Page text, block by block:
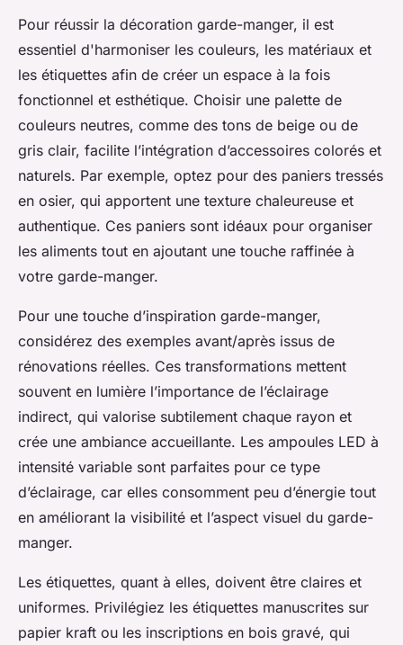
Pour réussir la décoration garde-manger, il est
essentiel d'harmoniser les couleurs, les matériaux et
les étiquettes afin de créer un espace à la fois
fonctionnel et esthétique. Choisir une palette de
couleurs neutres, comme des tons de beige ou de
gris clair, facilite l’intégration d’accessoires colorés et
naturels. Par exemple, optez pour des paniers tressés
en osier, qui apportent une texture chaleureuse et
authentique. Ces paniers sont idéaux pour organiser
les aliments tout en ajoutant une touche raffinée à
votre garde-manger.
Pour une touche d’inspiration garde-manger,
considérez des exemples avant/après issus de
rénovations réelles. Ces transformations mettent
souvent en lumière l’importance de l’éclairage
indirect, qui valorise subtilement chaque rayon et
crée une ambiance accueillante. Les ampoules LED à
intensité variable sont parfaites pour ce type
d’éclairage, car elles consomment peu d’énergie tout
en améliorant la visibilité et l’aspect visuel du garde-
manger.
Les étiquettes, quant à elles, doivent être claires et
uniformes. Privilégiez les étiquettes manuscrites sur
papier kraft ou les inscriptions en bois gravé, qui